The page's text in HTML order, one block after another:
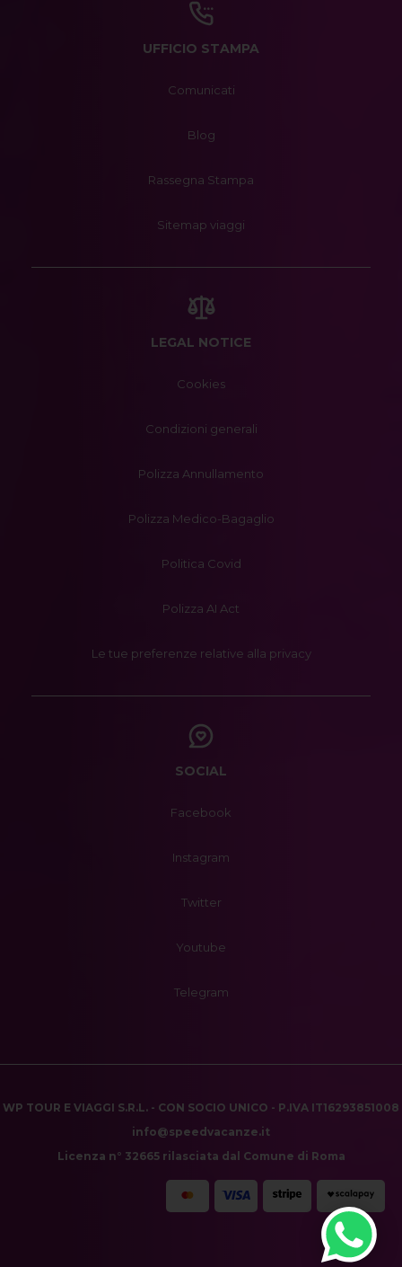
UFFICIO STAMPA
Comunicati
Blog
Rassegna Stampa
Sitemap viaggi
LEGAL NOTICE
Cookies
Condizioni generali
Polizza Annullamento
Polizza Medico-Bagaglio
Politica Covid
Polizza AI Act
Le tue preferenze relative alla privacy
SOCIAL
Facebook
Instagram
Twitter
Youtube
Telegram
WP TOUR E VIAGGI S.R.L. - CON SOCIO UNICO - P.IVA IT16293851008
info@speedvacanze.it
Licenza n° 32665 rilasciata dal Comune di Roma